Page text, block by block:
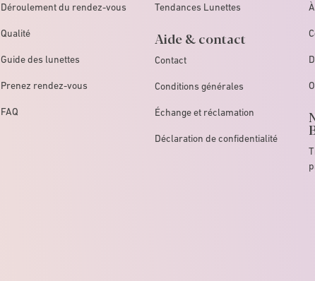
Déroulement du rendez-vous
Qualité
Guide des lunettes
Prenez rendez-vous
FAQ
Tendances Lunettes
Aide & contact
Contact
Conditions générales
Échange et réclamation
Déclaration de confidentialité